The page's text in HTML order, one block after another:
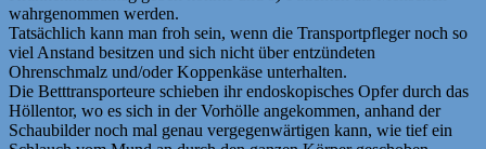
wahrgenommen werden.
Tatsächlich kann man froh sein, wenn die Transportpfleger noch so
viel Anstand besitzen und sich nicht über entzündeten
Ohrenschmalz und/oder Koppenkäse unterhalten.
Die Betttransporteure schieben ihr endoskopisches Opfer durch das
Höllentor, wo es sich in der Vorhölle angekommen, anhand der
Schaubilder noch mal genau vergegenwärtigen kann, wie tief ein